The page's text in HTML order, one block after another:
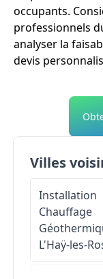
occupants.
professionnels
analyser la
devis
Villes
Installation
Chauffage
L'Haÿ-les-